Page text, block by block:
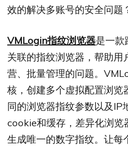
效的解决多账号的安全问题
VMLogin指纹浏览器是一款
关联的指纹浏览器，帮助用
营、批量管理的问题。
核，创建多个虚拟配置浏览
同的浏览器指纹参数以及IP
cookie和缓存，差异化浏览
生成唯一的数字指纹。让每